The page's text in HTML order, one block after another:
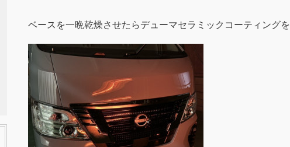
ベースを一晩乾燥させたらデューマセラミックコーティング